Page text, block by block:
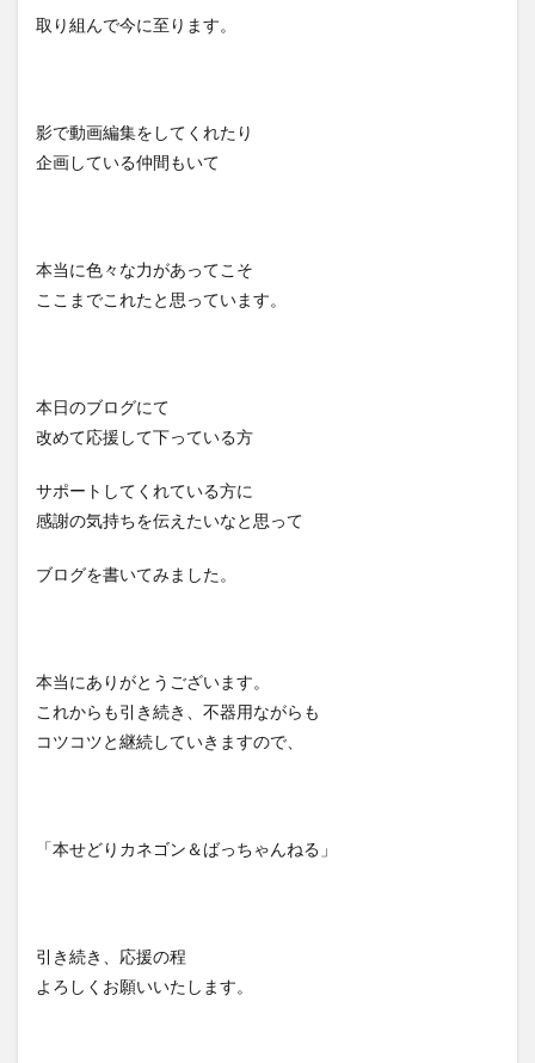
取り組んで今に至ります。
影で動画編集をしてくれたり
企画している仲間もいて
本当に色々な力があってこそ
ここまでこれたと思っています。
本日のブログにて
改めて応援して下っている方
サポートしてくれている方に
感謝の気持ちを伝えたいなと思って
ブログを書いてみました。
本当にありがとうございます。
これからも引き続き、不器用ながらも
コツコツと継続していきますので、
「本せどりカネゴン＆ばっちゃんねる」
引き続き、応援の程
よろしくお願いいたします。